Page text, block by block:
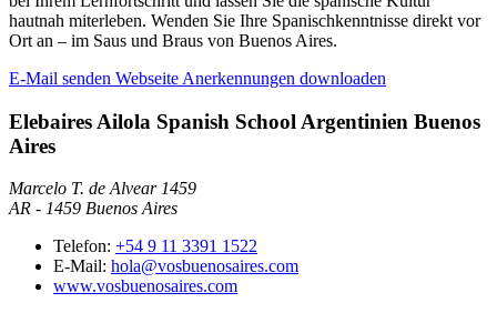
hautnah miterleben. Wenden Sie Ihre Spanischkenntnisse direkt vor
Ort an – im Saus und Braus von Buenos Aires.
E-Mail senden Webseite Anerkennungen downloaden
Elebaires Ailola Spanish School Argentinien Buenos
Aires
Marcelo T. de Alvear 1459
AR - 1459 Buenos Aires
Telefon: +54 9 11 3391 1522
E-Mail: hola@vosbuenosaires.com
www.vosbuenosaires.com